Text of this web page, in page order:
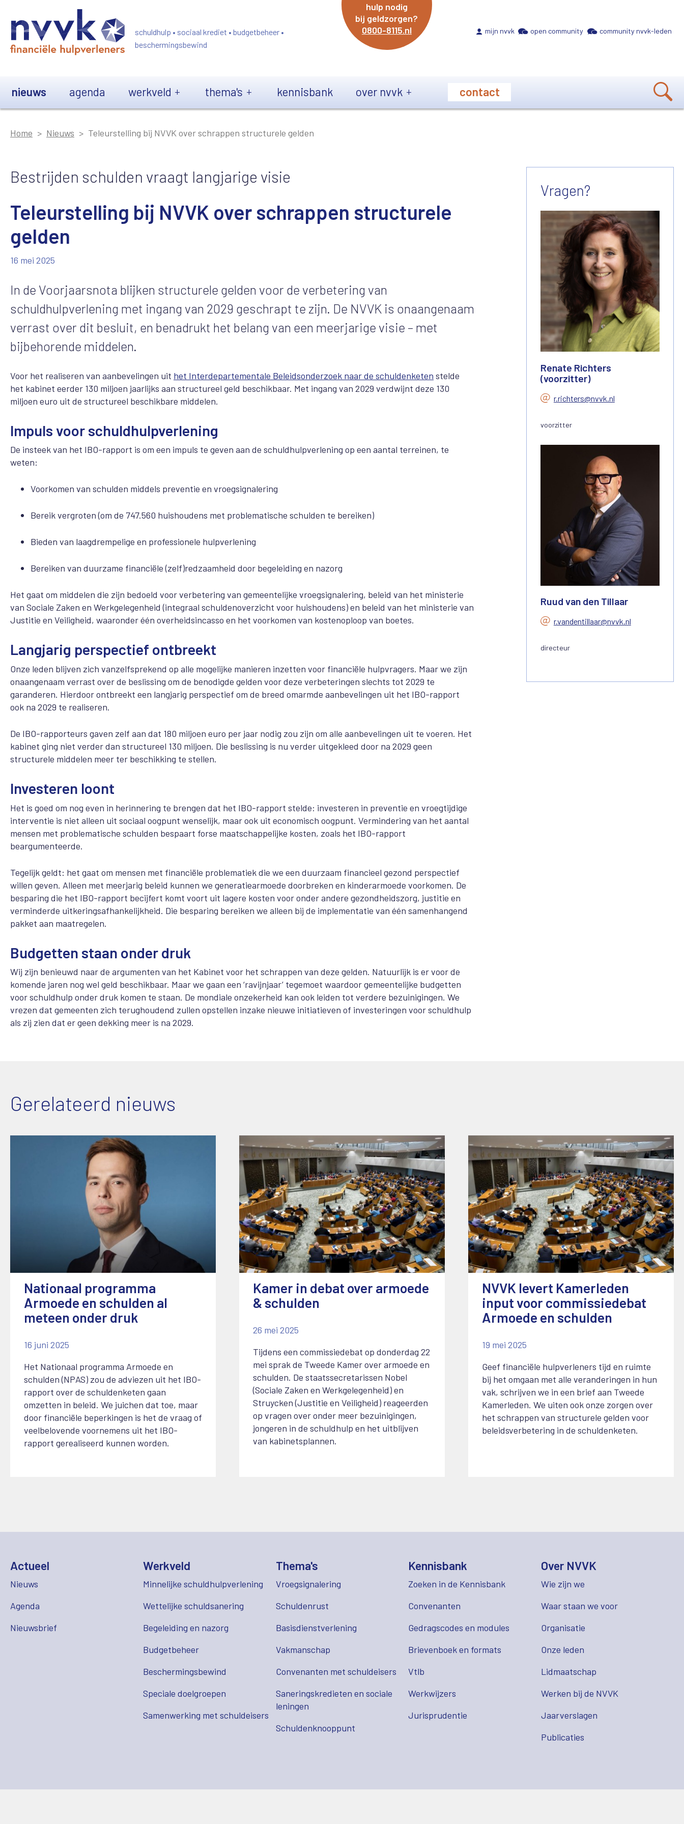
schuldhulp • sociaal krediet • budgetbeheer •
beschermingsbewind
hulp nodig
bij geldzorgen?
0800-8115.nl
mijn nvvk open community community nvvk-leden
nieuws agenda werkveld thema's kennisbank over nvvk contact
Home Nieuws Teleurstelling bij NVVK over schrappen structurele gelden
Bestrijden schulden vraagt langjarige visie
Teleurstelling bij NVVK over schrappen structurele
gelden
16 mei 2025
In de Voorjaarsnota blijken structurele gelden voor de verbetering van
schuldhulpverlening met ingang van 2029 geschrapt te zijn. De NVVK is onaangenaam
verrast over dit besluit, en benadrukt het belang van een meerjarige visie – met
bijbehorende middelen.
Voor het realiseren van aanbevelingen uit het Interdepartementale Beleidsonderzoek naar de schuldenketen stelde
het kabinet eerder 130 miljoen jaarlijks aan structureel geld beschikbaar. Met ingang van 2029 verdwijnt deze 130
miljoen euro uit de structureel beschikbare middelen.
Impuls voor schuldhulpverlening
De insteek van het IBO-rapport is om een impuls te geven aan de schuldhulpverlening op een aantal terreinen, te
weten:
Voorkomen van schulden middels preventie en vroegsignalering
Bereik vergroten (om de 747.560 huishoudens met problematische schulden te bereiken)
Bieden van laagdrempelige en professionele hulpverlening
Bereiken van duurzame financiële (zelf)redzaamheid door begeleiding en nazorg
Het gaat om middelen die zijn bedoeld voor verbetering van gemeentelijke vroegsignalering, beleid van het ministerie
van Sociale Zaken en Werkgelegenheid (integraal schuldenoverzicht voor huishoudens) en beleid van het ministerie van
Justitie en Veiligheid, waaronder één overheidsincasso en het voorkomen van kostenoploop van boetes.
Langjarig perspectief ontbreekt
Onze leden blijven zich vanzelfsprekend op alle mogelijke manieren inzetten voor financiële hulpvragers. Maar we zijn
onaangenaam verrast over de beslissing om de benodigde gelden voor deze verbeteringen slechts tot 2029 te
garanderen. Hierdoor ontbreekt een langjarig perspectief om de breed omarmde aanbevelingen uit het IBO-rapport
ook na 2029 te realiseren.
De IBO-rapporteurs gaven zelf aan dat 180 miljoen euro per jaar nodig zou zijn om alle aanbevelingen uit te voeren. Het
kabinet ging niet verder dan structureel 130 miljoen. Die beslissing is nu verder uitgekleed door na 2029 geen
structurele middelen meer ter beschikking te stellen.
Investeren loont
Het is goed om nog even in herinnering te brengen dat het IBO-rapport stelde: investeren in preventie en vroegtijdige
interventie is niet alleen uit sociaal oogpunt wenselijk, maar ook uit economisch oogpunt. Vermindering van het aantal
mensen met problematische schulden bespaart forse maatschappelijke kosten, zoals het IBO-rapport
beargumenteerde.
Tegelijk geldt: het gaat om mensen met financiële problematiek die we een duurzaam financieel gezond perspectief
willen geven. Alleen met meerjarig beleid kunnen we generatiearmoede doorbreken en kinderarmoede voorkomen. De
besparing die het IBO-rapport becijfert komt voort uit lagere kosten voor onder andere gezondheidszorg, justitie en
verminderde uitkeringsafhankelijkheid. Die besparing bereiken we alleen bij de implementatie van één samenhangend
pakket aan maatregelen.
Budgetten staan onder druk
Wij zijn benieuwd naar de argumenten van het Kabinet voor het schrappen van deze gelden. Natuurlijk is er voor de
komende jaren nog wel geld beschikbaar. Maar we gaan een ‘ravijnjaar’ tegemoet waardoor gemeentelijke budgetten
voor schuldhulp onder druk komen te staan. De mondiale onzekerheid kan ook leiden tot verdere bezuinigingen. We
vrezen dat gemeenten zich terughoudend zullen opstellen inzake nieuwe initiatieven of investeringen voor schuldhulp
als zij zien dat er geen dekking meer is na 2029.
Vragen?
Renate Richters
(voorzitter)
r.richters@nvvk.nl
voorzitter
Ruud van den Tillaar
r.vandentillaar@nvvk.nl
directeur
Gerelateerd nieuws
Nationaal programma
Armoede en schulden al
meteen onder druk
16 juni 2025
Het Nationaal programma Armoede en
schulden (NPAS) zou de adviezen uit het IBO-
rapport over de schuldenketen gaan
omzetten in beleid. We juichen dat toe, maar
door financiële beperkingen is het de vraag of
veelbelovende voornemens uit het IBO-
rapport gerealiseerd kunnen worden.
Kamer in debat over armoede
& schulden
26 mei 2025
Tijdens een commissiedebat op donderdag 22
mei sprak de Tweede Kamer over armoede en
schulden. De staatssecretarissen Nobel
(Sociale Zaken en Werkgelegenheid) en
Struycken (Justitie en Veiligheid) reageerden
op vragen over onder meer bezuinigingen,
jongeren in de schuldhulp en het uitblijven
van kabinetsplannen.
NVVK levert Kamerleden
input voor commissiedebat
Armoede en schulden
19 mei 2025
Geef financiële hulpverleners tijd en ruimte
bij het omgaan met alle veranderingen in hun
vak, schrijven we in een brief aan Tweede
Kamerleden. We uiten ook onze zorgen over
het schrappen van structurele gelden voor
beleidsverbetering in de schuldenketen.
Actueel
Nieuws
Agenda
Nieuwsbrief
Werkveld
Minnelijke schuldhulpverlening
Wettelijke schuldsanering
Begeleiding en nazorg
Budgetbeheer
Beschermingsbewind
Speciale doelgroepen
Samenwerking met schuldeisers
Thema's
Vroegsignalering
Schuldenrust
Basisdienstverlening
Vakmanschap
Convenanten met schuldeisers
Saneringskredieten en sociale
leningen
Schuldenknooppunt
Kennisbank
Zoeken in de Kennisbank
Convenanten
Gedragscodes en modules
Brievenboek en formats
Vtlb
Werkwijzers
Jurisprudentie
Over NVVK
Wie zijn we
Waar staan we voor
Organisatie
Onze leden
Lidmaatschap
Werken bij de NVVK
Jaarverslagen
Publicaties